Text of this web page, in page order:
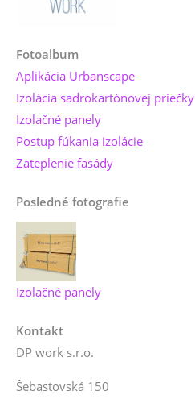
Fotoalbum
Aplikácia Urbanscape
Izolácia sadrokartónovej priečky
Izolačné panely
Postup fúkania izolácie
Zateplenie fasády
Posledné fotografie
Izolačné panely
Kontakt
DP work s.r.o.
Šebastovská 150